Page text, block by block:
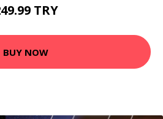
TRY
BUY NOW